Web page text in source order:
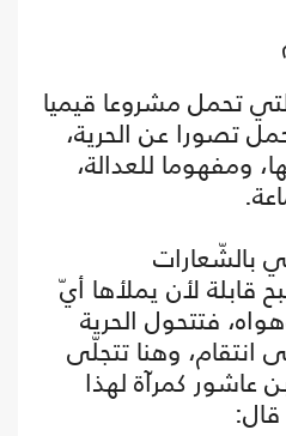
تحمل مشروعا قيميا
تصورا عن الحرية،
ومفهوما للعدالة،
بالشّعارات
قابلة لأن يملأها أيّ
فتتحول الحرية
انتقام، وهنا تتجلّى
عاشور كمرآة لهذا